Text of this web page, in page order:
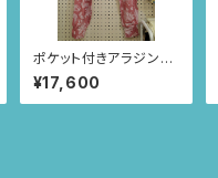
ポケット付きアラジンパ
ンツ size XL(スモーキ
ーピンク/ルイーサの羽
根柄) 75
¥17,600